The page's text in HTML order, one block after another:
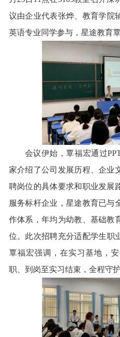
议由企业代表张烨、 教育学院
英语专业同学参与，星途教育
会议伊始，覃福宏通过
家介绍了公司发展历程、企业
聘岗位的具体要求和职业发展
服务标杆企业，星途教育已与
作体系，年均为幼教、基础教
位。 此次招聘充分适配学生职
覃福宏强调，在实习基地，
职、到岗至实习结束，全程守护